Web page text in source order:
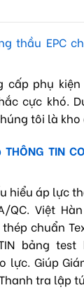
thầu EPC
cấp phụ
cực khó.
tôi là kho
TIN
hiểu áp lực
QC. Việt
chuẩn
bảng
lực. Giúp
tra lập